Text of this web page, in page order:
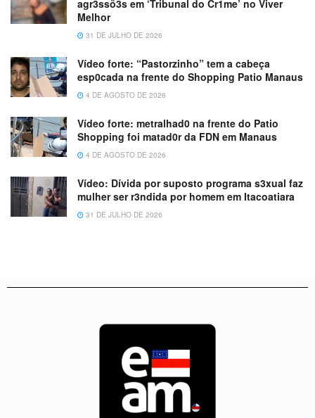
agr3ssõ3s em ‘Tribunal do Cr1me’ no Viver
Melhor
31 DE JULHO DE 2026
Vídeo forte: “Pastorzinho” tem a cabeça
esp0cada na frente do Shopping Patio Manaus
4 DE AGOSTO DE 2026
Vídeo forte: metralhad0 na frente do Patio
Shopping foi matad0r da FDN em Manaus
4 DE AGOSTO DE 2026
Vídeo: Dívida por suposto programa s3xual faz
mulher ser r3ndida por homem em Itacoatiara
31 DE JULHO DE 2026